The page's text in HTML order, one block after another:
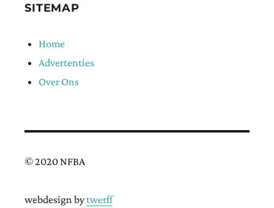
SITEMAP
Home
Advertenties
Over Ons
© 2020 NFBA
webdesign bytwerff